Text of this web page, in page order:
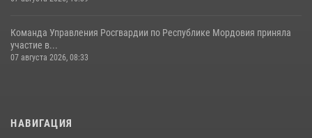
Команда Управления Росгвардии по Республике Мордовия приняла
участие в...
07 августа 2026, 08:33
НАВИГАЦИЯ